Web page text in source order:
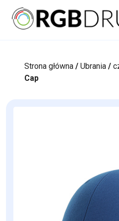
content
Strona główna /Ubrania /
Cap